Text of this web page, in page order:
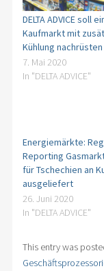
DELTA ADVICE soll
Kaufmarkt mit
Kühlung nachrüsten
7. Mai 2020
In "DELTA ADVICE"
Energiemärkte:
Reporting
für Tschechien an
ausgeliefert
26. Juni 2020
In "DELTA ADVICE"
This entry was